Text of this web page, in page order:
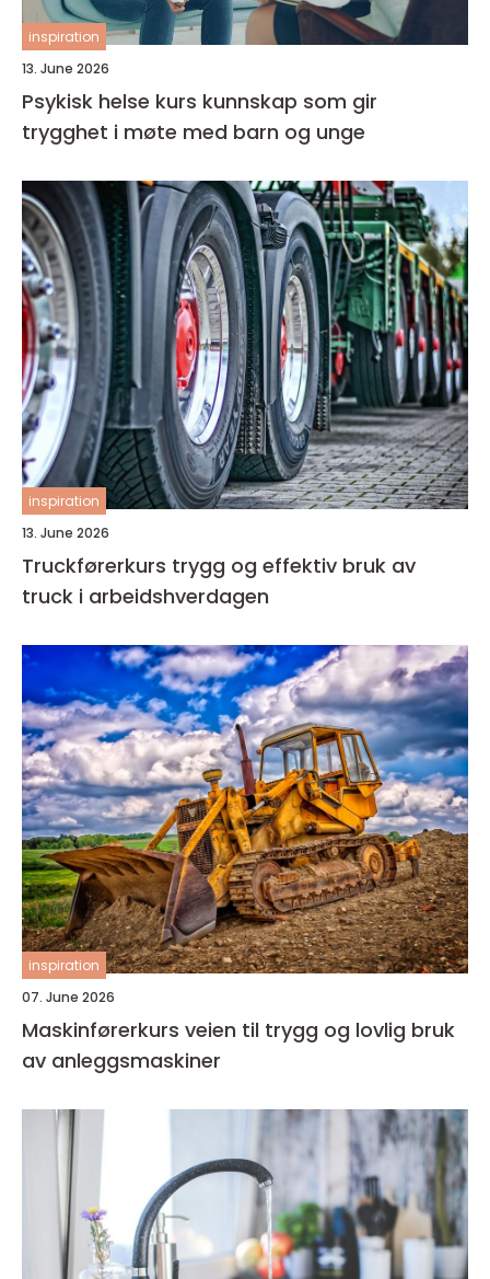
inspiration
13. June 2026
Psykisk helse kurs kunnskap som gir
trygghet i møte med barn og unge
inspiration
13. June 2026
Truckførerkurs trygg og effektiv bruk av
truck i arbeidshverdagen
inspiration
07. June 2026
Maskinførerkurs veien til trygg og lovlig bruk
av anleggsmaskiner